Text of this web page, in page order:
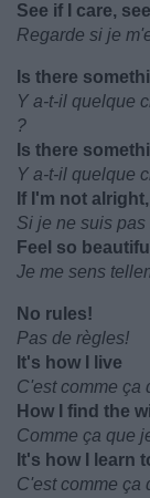
See if I care,
Regarde si je
Is there
Y a-t-il quelque
?
Is there
Y a-t-il quelque
If I'm not
Si je ne suis
Feel so
Je me sens
No rules!
Pas de règles!
It's how I live
C'est comme ça
How I find the
Comme ça que
It's how I learn
C'est comme ça